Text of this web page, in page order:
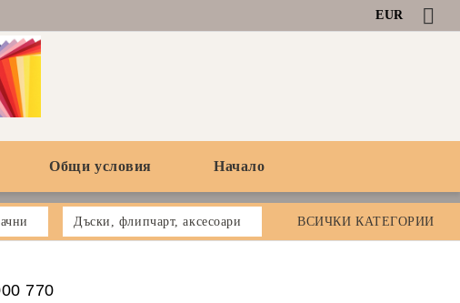
EUR
Общи условия Начало
Дъски, флипчарт, аксесоари ВСИЧКИ КАТЕГОРИИ
770